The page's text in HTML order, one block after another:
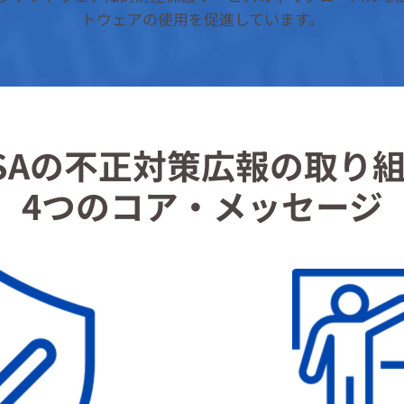
トウェアの使用を促進しています。
の不正対策広報の取り
4つのコア・メッセージ